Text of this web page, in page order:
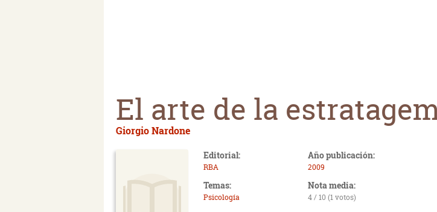
El arte de la
Giorgio Nardone
Editorial:
RBA
Año publicación:
2009
Temas:
Psicología
Nota media:
4 / 10 (1 votos)